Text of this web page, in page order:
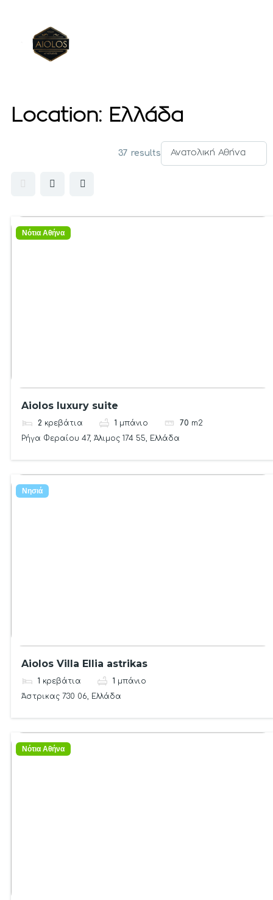
Location: Ελλάδα
37 results
Νότια Αθήνα
Aiolos luxury suite
2 κρεβάτια 1 μπάνιο 70 m2
Ρήγα Φεραίου 47, Άλιμος 174 55, Ελλάδα
Νησιά
Aiolos Villa Ellia astrikas
1 κρεβάτια 1 μπάνιο
Άστρικας 730 06, Ελλάδα
Νότια Αθήνα